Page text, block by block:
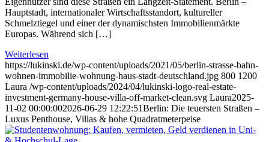
Hauptstadt, internationaler Wirtschaftsstandort, kultureller
Schmelztiegel und einer der dynamischsten Immobilienmärkte
Europas. Während sich […]
Weiterlesen
https://lukinski.de/wp-content/uploads/2021/05/berlin-strasse-bahn-
wohnen-immobilie-wohnung-haus-stadt-deutschland.jpg 800 1200
Laura /wp-content/uploads/2024/04/lukinski-logo-real-estate-
investment-germany-house-villa-off-market-clean.svg Laura2025-
11-02 00:00:002026-06-29 12:22:51Berlin: Die teuersten Straßen –
Luxus Penthouse, Villas & hohe Quadratmeterpeise